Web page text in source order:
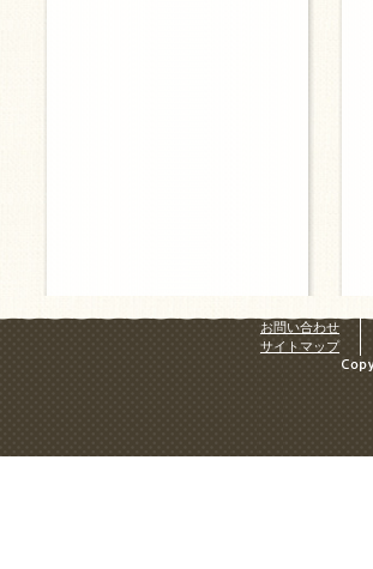
お問い合わせ
サイトマップ